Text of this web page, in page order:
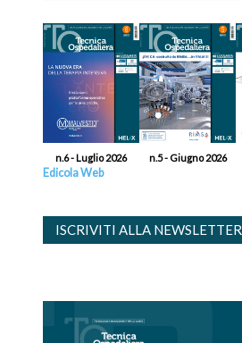
n.6 - Luglio 2026 n.5 - Giugno 2026
Edicola Web
ISCRIVITI ALLA NEWSLETTER